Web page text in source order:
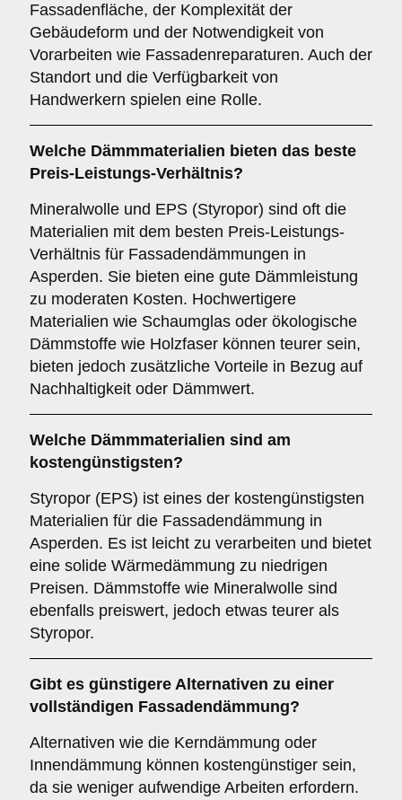
Fassadenfläche, der Komplexität der
Gebäudeform und der Notwendigkeit von
Vorarbeiten wie Fassadenreparaturen. Auch der
Standort und die Verfügbarkeit von
Handwerkern spielen eine Rolle.
Welche Dämmmaterialien bieten das beste
Preis-Leistungs-Verhältnis?
Mineralwolle und EPS (Styropor) sind oft die
Materialien mit dem besten Preis-Leistungs-
Verhältnis für Fassadendämmungen in
Asperden. Sie bieten eine gute Dämmleistung
zu moderaten Kosten. Hochwertigere
Materialien wie Schaumglas oder ökologische
Dämmstoffe wie Holzfaser können teurer sein,
bieten jedoch zusätzliche Vorteile in Bezug auf
Nachhaltigkeit oder Dämmwert.
Welche Dämmmaterialien sind am
kostengünstigsten?
Styropor (EPS) ist eines der kostengünstigsten
Materialien für die Fassadendämmung in
Asperden. Es ist leicht zu verarbeiten und bietet
eine solide Wärmedämmung zu niedrigen
Preisen. Dämmstoffe wie Mineralwolle sind
ebenfalls preiswert, jedoch etwas teurer als
Styropor.
Gibt es günstigere Alternativen zu einer
vollständigen Fassadendämmung?
Alternativen wie die Kerndämmung oder
Innendämmung können kostengünstiger sein,
da sie weniger aufwendige Arbeiten erfordern.